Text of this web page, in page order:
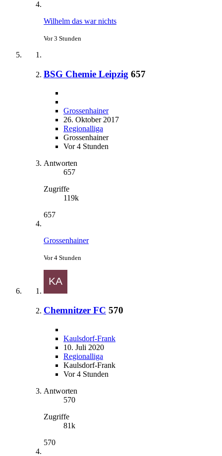
Wilhelm das war nichts
Vor 3 Stunden
BSG Chemie Leipzig 657
Grossenhainer
26. Oktober 2017
Regionalliga
Grossenhainer
Vor 4 Stunden
Antworten
657
Zugriffe
119k
657
Grossenhainer
Vor 4 Stunden
Chemnitzer FC 570
Kaulsdorf-Frank
10. Juli 2020
Regionalliga
Kaulsdorf-Frank
Vor 4 Stunden
Antworten
570
Zugriffe
81k
570